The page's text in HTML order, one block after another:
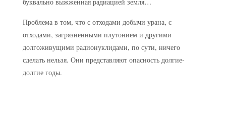
Проблема в том, что с отходами добычи урана, с
отходами, загрязненными плутонием и другими
долгоживущими радионуклидами, по сути, ничего
сделать нельзя. Они представляют опасность долгие-
долгие годы.